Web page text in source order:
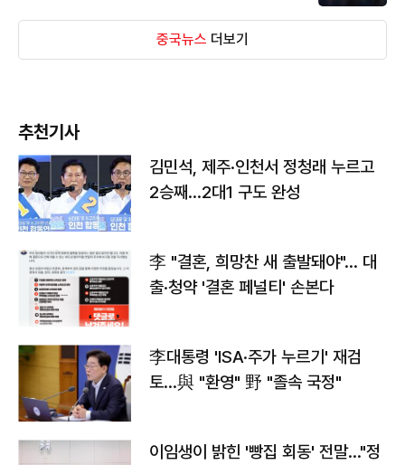
중국뉴스 더보기
추천기사
김민석, 제주·인천서 정청래 누르고
2승째…2대1 구도 완성
李 "결혼, 희망찬 새 출발돼야"… 대
출·청약 '결혼 페널티' 손본다
李대통령 'ISA·주가 누르기' 재검
토…與 "환영" 野 "졸속 국정"
이임생이 밝힌 '빵집 회동' 전말…"정